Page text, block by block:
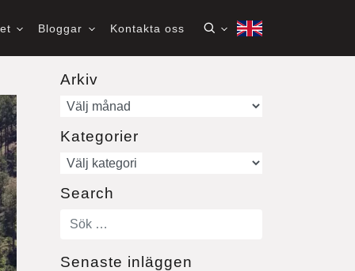
Bloggar Kontakta oss
Arkiv
Arkiv
Kategorier
Kategorier
Search
Senaste inläggen